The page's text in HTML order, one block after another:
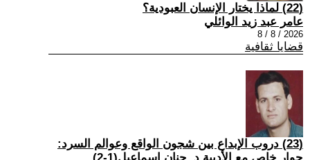
(22) لماذا يختار الإنسان العبودية؟
عامر عبد زيد الوائلي
2026 / 8 / 8
قضايا ثقافية
(23) دروب الإبداع بين شجون الواقع وعوالم السرد: